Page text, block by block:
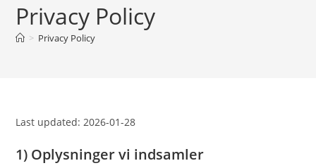
Privacy Policy
> Privacy Policy
Last updated: 2026-01-28
1) Oplysninger vi indsamler